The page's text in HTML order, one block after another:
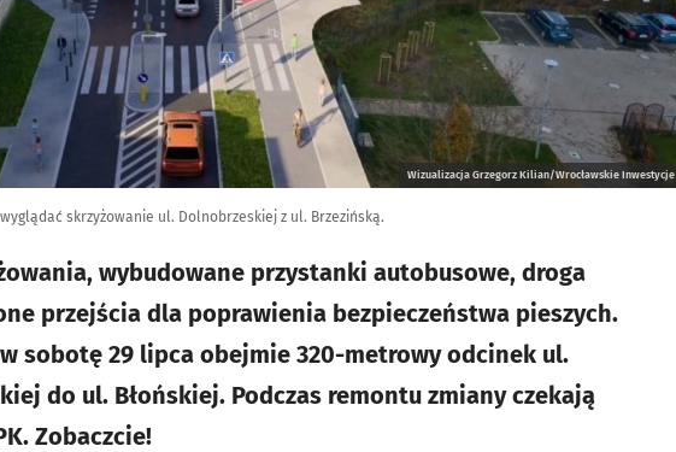
Wizualizacja Grzegorz Kilian/Wrocławskie Inwestycje
skrzyżowanie ul. Dolnobrzeskiej z ul. Brzezińską.
wybudowane przystanki autobusowe, droga
przejścia dla poprawienia bezpieczeństwa pieszych.
sobotę 29 lipca obejmie 320-metrowy odcinek ul.
do ul. Błońskiej. Podczas remontu zmiany czekają
Zobaczcie!